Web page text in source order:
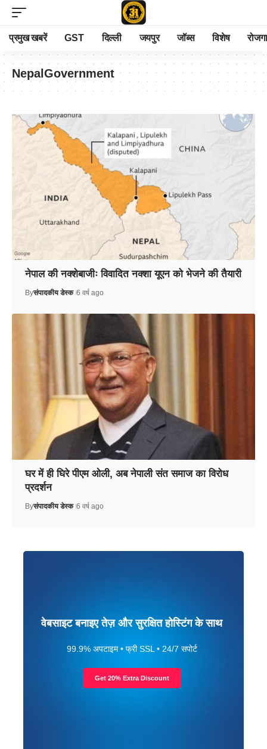
प्रमुख खबरें GST दिल्ली जयपुर जॉब्स विशेष
NepalGovernment
नेपाल की नक्शेबाजीः विवादित नक्शा यूएन को भेजने की तैयारी
Byसंपादकीय डेस्क 6 वर्ष ago
घर में ही घिरे पीएम ओली, अब नेपाली संत समाज का विरोध
प्रदर्शन
Byसंपादकीय डेस्क 6 वर्ष ago
वेबसाइट बनाइए तेज़ और सुरक्षित होस्टिंग के साथ
99.9% अपटाइम • फ्री SSL • 24/7 सपोर्ट
Get 20% Extra Discount